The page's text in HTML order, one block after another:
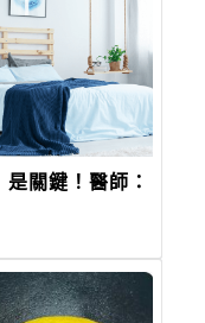
關鍵！醫師：